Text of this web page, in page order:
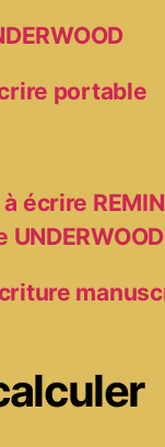
portable
écrire